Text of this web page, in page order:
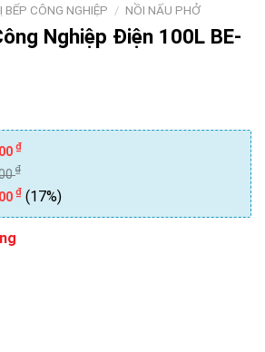
BẾP CÔNG NGHIỆP / NỒI NẤU PHỞ
Nghiệp Điện 100L BE-
₫
₫
₫ (17%)